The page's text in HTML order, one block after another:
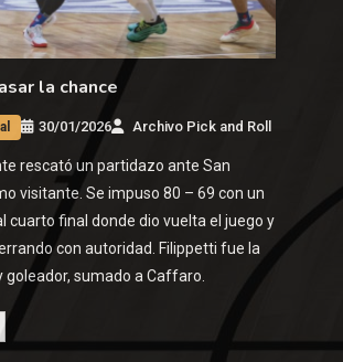
la chance
30/01/2026 Archivo Pick and Roll
rescató un partidazo ante San
visitante. Se impuso 80 – 69 con un
cuarto final donde dio vuelta el juego y
con autoridad. Filippetti fue la
goleador, sumado a Caffaro.